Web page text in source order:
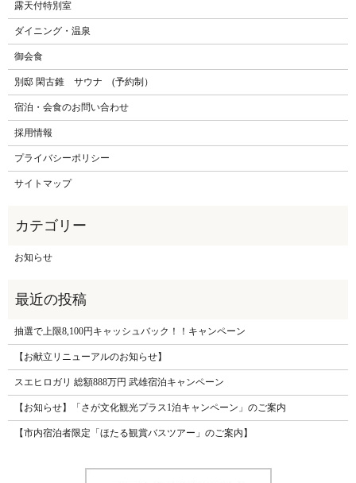
露天付特別室
ダイニング・温泉
御会食
別邸 閑古錐 サウナ (予約制）
宿泊・会食のお問い合わせ
採用情報
プライバシーポリシー
サイトマップ
お知らせ
抽選で上限8,100円キャッシュバック！！キャンペーン
【お献立リニューアルのお知らせ】
スエヒロガリ 総額888万円 武雄宿泊キャンペーン
【お知らせ】「さが文化観光プラス1泊キャンペーン」のご案内
【市内宿泊者限定「ほたる観賞バスツアー」のご案内】